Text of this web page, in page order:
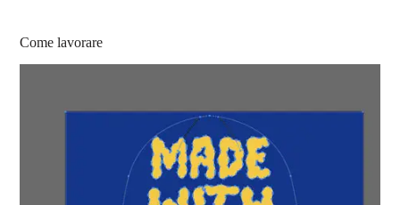
Come lavorare